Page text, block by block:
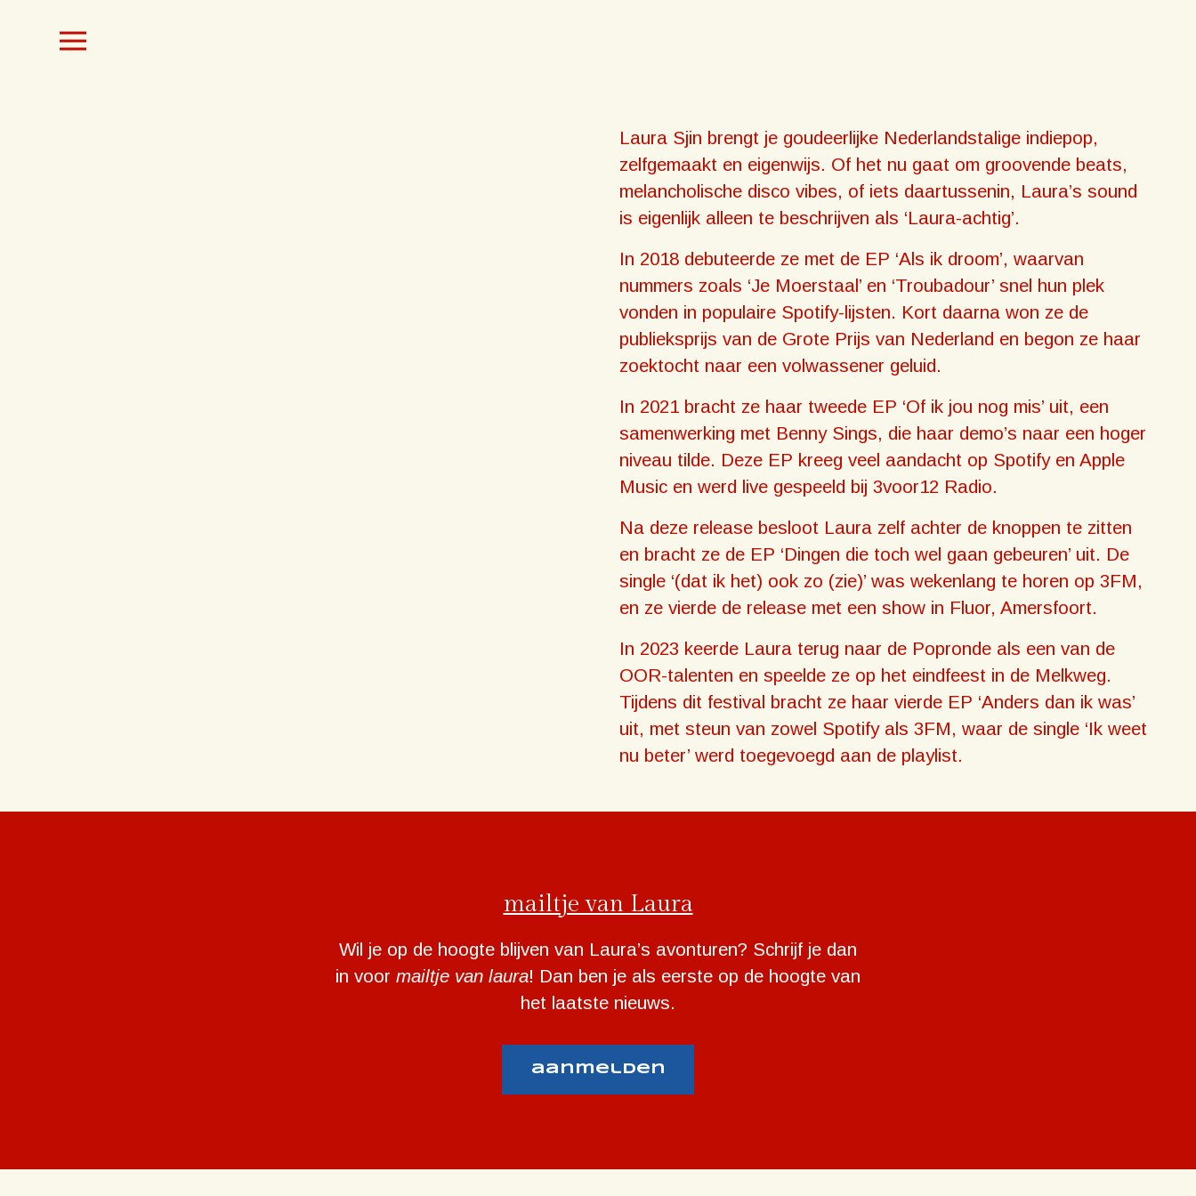
Laura Sjin brengt je goudeerlijke Nederlandstalige indiepop,
zelfgemaakt en eigenwijs. Of het nu gaat om groovende beats,
melancholische disco vibes, of iets daartussenin, Laura’s sound
is eigenlijk alleen te beschrijven als ‘Laura-achtig’.
In 2018 debuteerde ze met de EP ‘Als ik droom’, waarvan
nummers zoals ‘Je Moerstaal’ en ‘Troubadour’ snel hun plek
vonden in populaire Spotify-lijsten. Kort daarna won ze de
publieksprijs van de Grote Prijs van Nederland en begon ze haar
zoektocht naar een volwassener geluid.
In 2021 bracht ze haar tweede EP ‘Of ik jou nog mis’ uit, een
samenwerking met Benny Sings, die haar demo’s naar een hoger
niveau tilde. Deze EP kreeg veel aandacht op Spotify en Apple
Music en werd live gespeeld bij 3voor12 Radio.
Na deze release besloot Laura zelf achter de knoppen te zitten
en bracht ze de EP ‘Dingen die toch wel gaan gebeuren’ uit. De
single ‘(dat ik het) ook zo (zie)’ was wekenlang te horen op 3FM,
en ze vierde de release met een show in Fluor, Amersfoort.
In 2023 keerde Laura terug naar de Popronde als een van de
OOR-talenten en speelde ze op het eindfeest in de Melkweg.
Tijdens dit festival bracht ze haar vierde EP ‘Anders dan ik was’
uit, met steun van zowel Spotify als 3FM, waar de single ‘Ik weet
nu beter’ werd toegevoegd aan de playlist.
mailtje van Laura
Wil je op de hoogte blijven van Laura’s avonturen? Schrijf je dan
in voor mailtje van laura! Dan ben je als eerste op de hoogte van
het laatste nieuws.
aanmelden